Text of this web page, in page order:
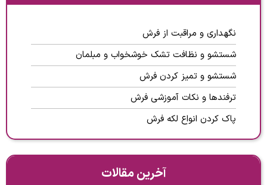
نگهداری و مراقبت از فرش
شستشو و نظافت تشک خوشخواب و مبلمان
شستشو و تمیز کردن فرش
ترفندها و نکات آموزشی فرش
پاک کردن انواع لکه فرش
آخرین مقالات